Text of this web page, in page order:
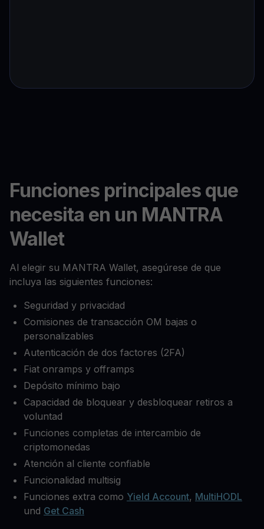
Funciones principales que
necesita en un MANTRA
Wallet
Al elegir su MANTRA Wallet, asegúrese de que
incluya las siguientes funciones:
Seguridad y privacidad
Comisiones de transacción OM bajas o
personalizables
Autenticación de dos factores (2FA)
Fiat onramps y offramps
Depósito mínimo bajo
Capacidad de bloquear y desbloquear retiros a
voluntad
Funciones completas de intercambio de
criptomonedas
Atención al cliente confiable
Funcionalidad multisig
Funciones extra como Yield Account, MultiHODL
und Get Cash